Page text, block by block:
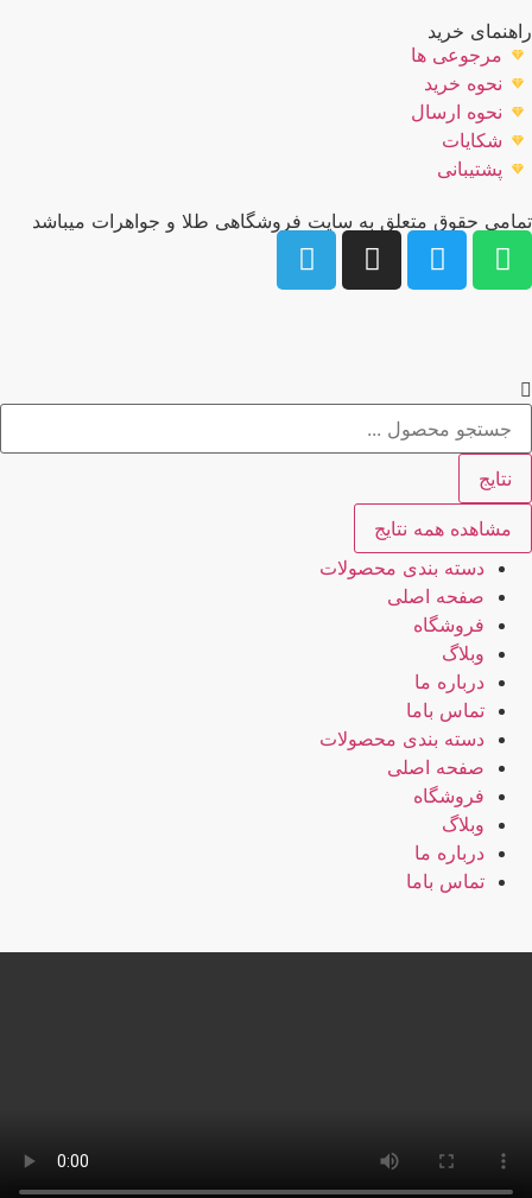
خرید
مرجوعی ها
نحوه خرید
نحوه ارسال
شکایات
پشتیبانی
حقوق متعلق به سایت فروشگاهی طلا و جواهرات میباشد
نتایج
مشاهده همه نتایج
دسته بندی محصولات
صفحه اصلی
فروشگاه
وبلاگ
درباره ما
تماس باما
دسته بندی محصولات
صفحه اصلی
فروشگاه
وبلاگ
درباره ما
تماس باما